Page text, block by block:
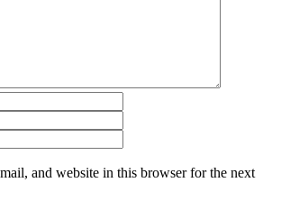
and website in this browser for the next